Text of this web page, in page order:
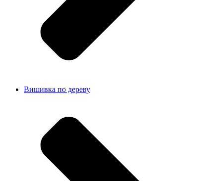
Вишивка по дереву